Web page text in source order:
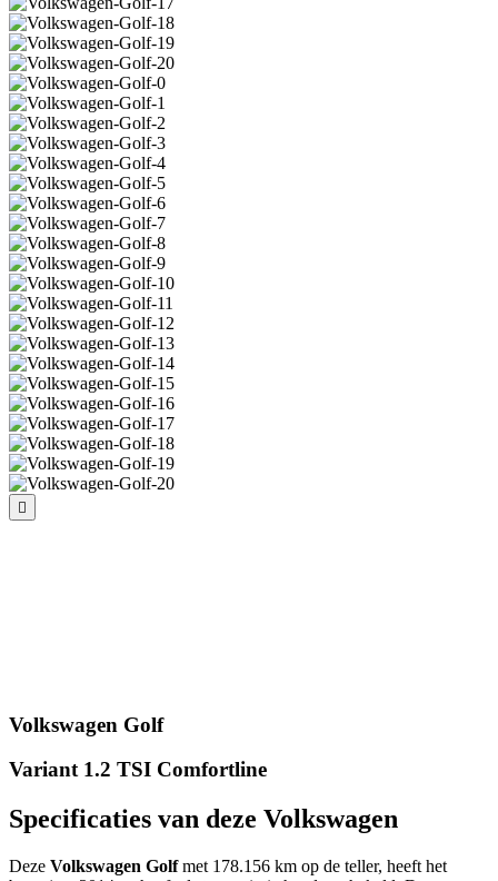
Volkswagen Golf
Variant 1.2 TSI Comfortline
Specificaties van deze Volkswagen
Deze Volkswagen Golfmet 178.156 km op de teller, heeft het